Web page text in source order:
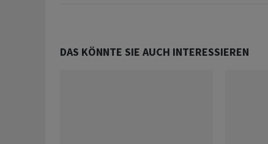
DAS KÖNNTE SIE AUCH INTERESSIEREN